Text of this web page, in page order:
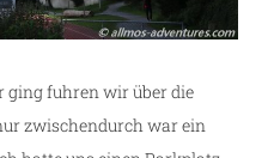
ging fuhren wir über die
zwischendurch war ein